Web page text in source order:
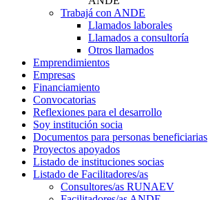
Trabajá con ANDE
Llamados laborales
Llamados a consultoría
Otros llamados
Emprendimientos
Empresas
Financiamiento
Convocatorias
Reflexiones para el desarrollo
Soy institución socia
Documentos para personas beneficiarias
Proyectos apoyados
Listado de instituciones socias
Listado de Facilitadores/as
Consultores/as RUNAEV